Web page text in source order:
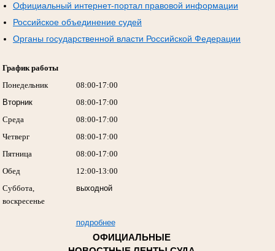
Официальный интернет-портал правовой информации
Российское объединение судей
Органы государственной власти Российской Федерации
График работы
Понедельник
08:00-17:00
Вторник
08:00-17:00
Среда
08:00-17:00
Четверг
08:00-17:00
Пятница
08:00-17:00
Обед
12:00-13:00
Суббота,
воскресенье
выходной
подробнее
ОФИЦИАЛЬНЫЕ